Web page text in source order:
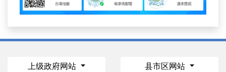
上级政府网站 县市区网站